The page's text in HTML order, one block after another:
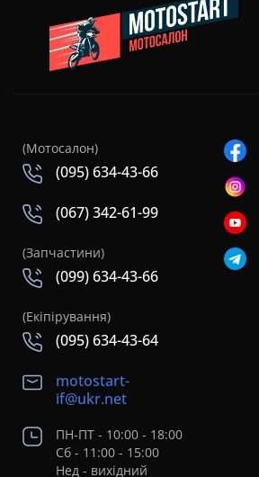
(Мотосалон)
(095) 634-43-66
(067) 342-61-99
(Запчастини)
(099) 634-43-66
(Екіпірування)
(095) 634-43-64
motostart-
if@ukr.net
ПН-ПТ - 10:00 - 18:00
Сб - 11:00 - 15:00
Нед - вихідний